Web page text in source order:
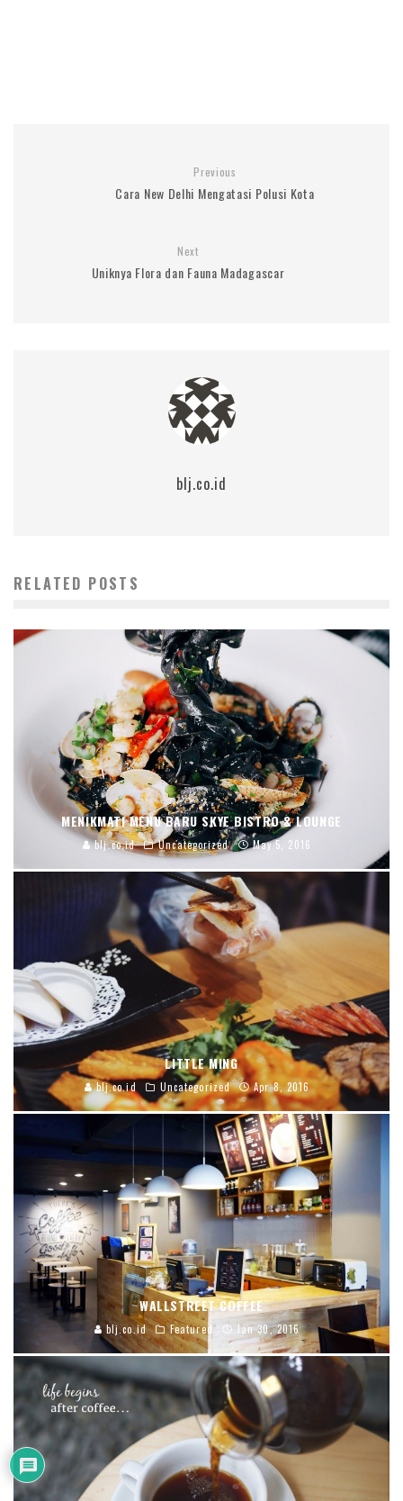
Previous
Cara New Delhi Mengatasi Polusi Kota
Next
Uniknya Flora dan Fauna Madagascar
blj.co.id
RELATED POSTS
MENIKMATI MENU BARU SKYE BISTRO & LOUNGE
blj.co.id Uncategorized May 5, 2016
LITTLE MING
blj.co.id Uncategorized Apr 8, 2016
WALLSTREET COFFEE
blj.co.id Featured Jan 30, 2016